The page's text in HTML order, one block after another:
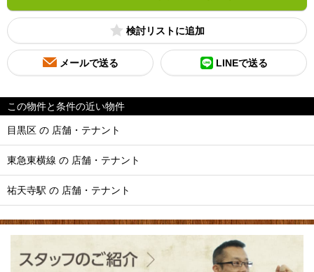
検討リスト
メールで送る LINEで送る
この物件と条件の近い物件
目黒区 の 店舗・テナント
東急東横線 の 店舗・テナント
祐天寺駅 の 店舗・テナント